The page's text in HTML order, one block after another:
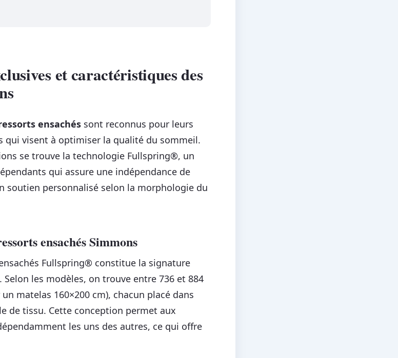
et caractéristiques des
ensachés sont reconnus pour leurs
qui visent à optimiser la qualité du sommeil.
se trouve la technologie Fullspring®, un
qui assure une indépendance de
soutien personnalisé selon la morphologie du
ensachés Simmons
Fullspring® constitue la signature
les modèles, on trouve entre 736 et 884
matelas 160×200 cm), chacun placé dans
de tissu. Cette conception permet aux
les uns des autres, ce qui offre